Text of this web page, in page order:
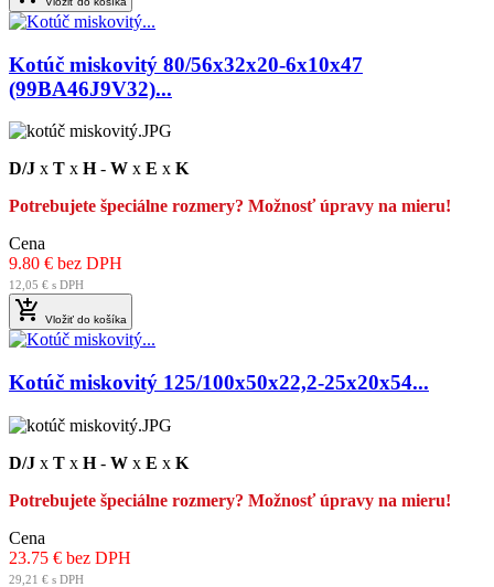
Kotúč miskovitý 80/56x32x20-6x10x47
(99BA46J9V32)...
D/J x T x H- W x E x K
Potrebujete špeciálne rozmery? Možnosť úpravy na mieru!
Cena
9.80 € bez DPH
12,05 € s DPH
 Vložiť do košíka
Kotúč miskovitý 125/100x50x22,2-25x20x54...
D/J x T x H- W x E x K
Potrebujete špeciálne rozmery? Možnosť úpravy na mieru!
Cena
23.75 € bez DPH
29,21 € s DPH